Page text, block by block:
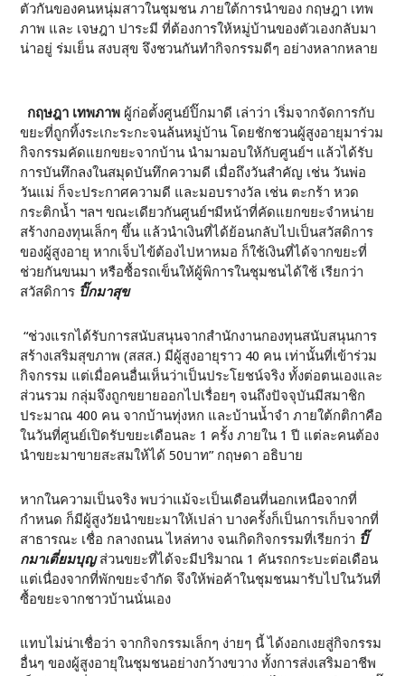
ตัวกันของคนหนุ่มสาวในชุมชน ภายใต้การนำของ กฤษฎา เทพ
ภาพ และ เจษฎา ปาระมี ที่ต้องการให้หมู่บ้านของตัวเองกลับมา
น่าอยู่ ร่มเย็น สงบสุข จึงชวนกันทำกิจกรรมดีๆ อย่างหลากหลาย
กฤษฎา เทพภาพ ผู้ก่อตั้งศูนย์ปิ๊กมาดี เล่าว่า เริ่มจากจัดการกับ
ขยะที่ถูกทิ้งระเกะระกะจนล้นหมู่บ้าน โดยชักชวนผู้สูงอายุมาร่วม
กิจกรรมคัดแยกขยะจากบ้าน นำมามอบให้กับศูนย์ฯ แล้วได้รับ
การบันทึกลงในสมุดบันทึกความดี เมื่อถึงวันสำคัญ เช่น วันพ่อ
วันแม่ ก็จะประกาศความดี และมอบรางวัล เช่น ตะกร้า หวด
กระติกน้ำ ฯลฯ ขณะเดียวกันศูนย์ฯมีหน้าที่คัดแยกขยะจำหน่าย
สร้างกองทุนเล็กๆ ขึ้น แล้วนำเงินที่ได้ย้อนกลับไปเป็นสวัสดิการ
ของผู้สูงอายุ หากเจ็บไข้ต้องไปหาหมอ ก็ใช้เงินที่ได้จากขยะที่
ช่วยกันขนมา หรือซื้อรถเข็นให้ผู้พิการในชุมชนได้ใช้ เรียกว่า
สวัสดิการ ปิ๊กมาสุข
“ช่วงแรกได้รับการสนับสนุนจากสำนักงานกองทุนสนับสนุนการ
สร้างเสริมสุขภาพ (สสส.) มีผู้สูงอายุราว 40 คน เท่านั้นที่เข้าร่วม
กิจกรรม แต่เมื่อคนอื่นเห็นว่าเป็นประโยชน์จริง ทั้งต่อตนเองและ
ส่วนรวม กลุ่มจึงถูกขยายออกไปเรื่อยๆ จนถึงปัจจุบันมีสมาชิก
ประมาณ 400 คน จากบ้านทุ่งหก และบ้านน้ำจำ ภายใต้กติกาคือ
ในวันที่ศูนย์เปิดรับขยะเดือนละ 1 ครั้ง ภายใน 1 ปี แต่ละคนต้อง
นำขยะมาขายสะสมให้ได้50บาท” กฤษดา อธิบาย
หากในความเป็นจริง พบว่าแม้จะเป็นเดือนที่นอกเหนือจากที่
กำหนด ก็มีผู้สูงวัยนำขยะมาให้เปล่า บางครั้งก็เป็นการเก็บจากที่
สาธารณะ เชื่อ กลางถนน ไหล่ทาง จนเกิดกิจกรรมที่เรียกว่า ปิ๊
กมาเตี่ยมบุญส่วนขยะที่ได้จะมีปริมาณ 1 คันรถกระบะต่อเดือน
แต่เนื่องจากที่พักขยะจำกัด จึงให้พ่อค้าในชุมชนมารับไปในวันที่
ซื้อขยะจากชาวบ้านนั่นเอง
แทบไม่น่าเชื่อว่า จากกิจกรรมเล็กๆ ง่ายๆ นี้ ได้งอกเงยสู่กิจกรรม
อื่นๆ ของผู้สูงอายุในชุมชนอย่างกว้างขวาง ทั้งการส่งเสริมอาชีพ